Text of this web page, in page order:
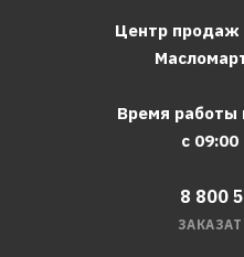
Центр продаж
Время работы
с
8 800